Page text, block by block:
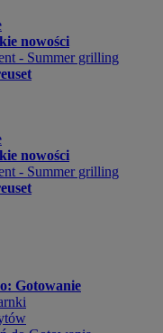
nowości
- Summer grilling
nowości
- Summer grilling
Gotowanie